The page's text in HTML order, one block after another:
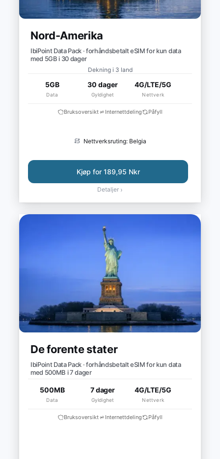
Nord-Amerika
IbiPoint Data Pack · forhåndsbetalt eSIM for kun data
med 5GB i 30 dager
Dekning i 3 land
5GB
Data
30 dager
Gyldighet
4G/LTE/5G
Nettverk
Bruksoversikt Internettdeling Påfyll
Nettverksruting: Belgia
Kjøp for 189,95 Nkr
Detaljer ›
De forente stater
IbiPoint Data Pack · forhåndsbetalt eSIM for kun data
med 500MB i 7 dager
500MB
Data
7 dager
Gyldighet
4G/LTE/5G
Nettverk
Bruksoversikt Internettdeling Påfyll